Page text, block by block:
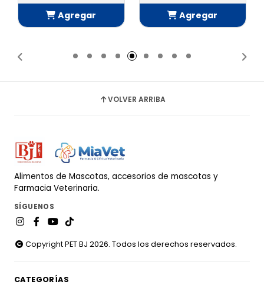
Agregar
Agregar
VOLVER ARRIBA
Alimentos de Mascotas, accesorios de mascotas y
Farmacia Veterinaria.
SÍGUENOS
Copyright PET BJ 2026. Todos los derechos reservados.
CATEGORÍAS